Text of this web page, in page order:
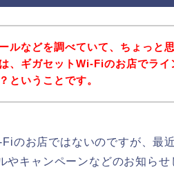
ルなどを調べていて、ちょっと
、ギガセットWi-Fiのお店でライ
ということです。
のお店ではないのですが、最
やキャンペーンなどのお知らせ